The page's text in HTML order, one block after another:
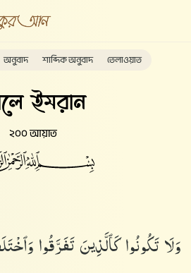
অনুবাদ শাব্দিক অনুবাদ তেলাওয়াত
ইমরান
২০০ আয়াত
وَلَا تَكُونُوا۟ كَٱلَّذِينَ تَفَرَّقُوا۟